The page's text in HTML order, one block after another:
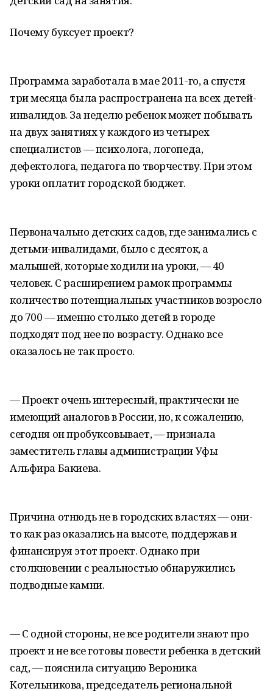
Почему буксует проект?
Программа заработала в мае 2011-го, а спустя
три месяца была распространена на всех детей-
инвалидов. За неделю ребенок может побывать
на двух занятиях у каждого из четырех
специалистов — психолога, логопеда,
дефектолога, педагога по творчеству. При этом
уроки оплатит городской бюджет.
Первоначально детских садов, где занимались с
детьми-инвалидами, было с десяток, а
малышей, которые ходили на уроки, — 40
человек. С расширением рамок программы
количество потенциальных участников возросло
до 700 — именно столько детей в городе
подходят под нее по возрасту. Однако все
оказалось не так просто.
— Проект очень интересный, практически не
имеющий аналогов в России, но, к сожалению,
сегодня он пробуксовывает, — признала
заместитель главы администрации Уфы
Альфира Бакиева.
Причина отнюдь не в городских властях — они-
то как раз оказались на высоте, поддержав и
финансируя этот проект. Однако при
столкновении с реальностью обнаружились
подводные камни.
— С одной стороны, не все родители знают про
проект и не все готовы повести ребенка в детский
сад, — пояснила ситуацию Вероника
Котельникова, председатель региональной